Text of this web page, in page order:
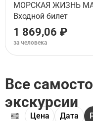
МОРСКАЯ ЖИЗНЬ
Входной билет
1 869,06 ₽
за человека
Все
экскурсии
Цена Дата